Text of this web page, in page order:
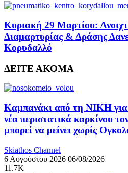
Κυριακή 29 Μαρτίου:
Διαμαρτυρίας & Δράσης
Κορυδαλλό
ΔΕΙΤΕ ΑΚΟΜΑ
Καμπανάκι από τη ΝΙΚΗ
νέα περιστατικά καρκίνου
μπορεί να μείνει χωρίς
Skiathos Channel
6 Αυγούστου 2026 06/08/2026
11.7K